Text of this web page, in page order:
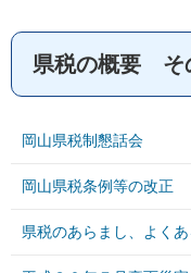
県税の概要 そ
岡山県税制懇話会
岡山県税条例等の改正
県税のあらまし、よく